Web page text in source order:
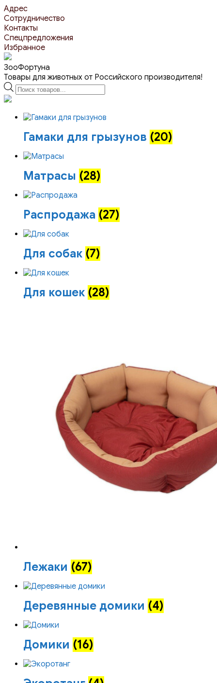
Перейти
к
контенту
Адрес
Сотрудничество
Контакты
Спецпредложения
Избранное
ЗооФортуна
Товары для животных от Российского производителя!
Поиск
товаров
Гамаки для грызунов (20)
Матрасы (28)
Распродажа (27)
Для собак (7)
Для кошек (28)
Лежаки (67)
Деревянные домики (4)
Домики (16)